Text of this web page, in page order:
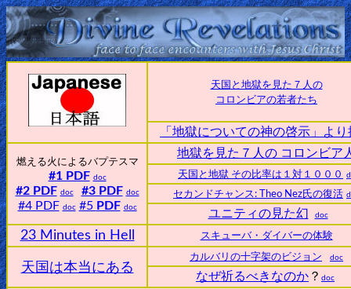
Home:
Mobile
Home: Original Style
ðŸ”
Search
Site
🎞
天国と地獄を見た７人の
コロンビアの若者たち
「地獄についての神の啓示」より
燃える火によるバプテスマ
#1 PDF doc
#2 PDF doc #3 PDF doc
#4 PDF doc #5 PDF doc
地獄を見た７人の コロンビア
天国と地獄 その比率は１対１０００
セカンドチャンス: Theo Nez氏の復活
ユニティの見た幻 doc
23 Minutes in Hell スキューバ・ダイバーの体験
天国は本当にある
カルバリの十字架のビジョン doc
なぜ祈るべきなのか ？ doc